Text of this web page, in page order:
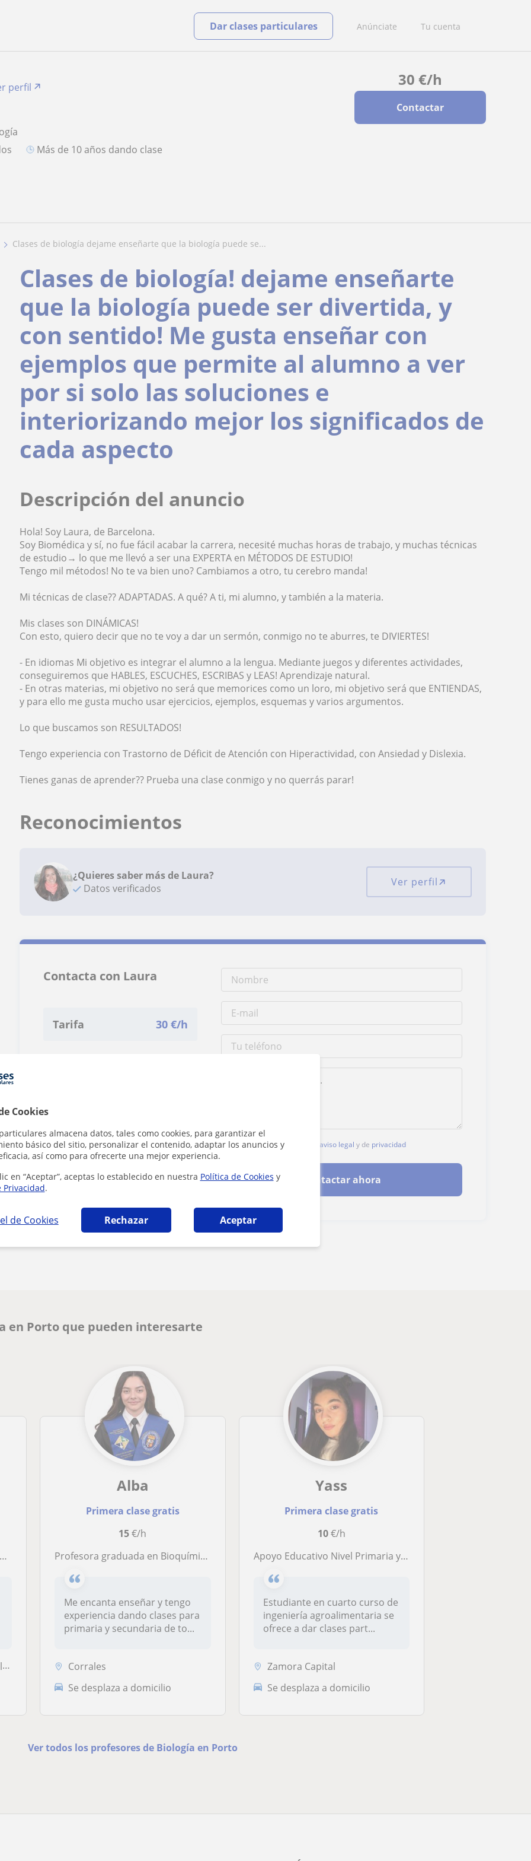
Cookies
almacena datos, tales como cookies, para garantizar el
básico del sitio, personalizar el contenido, adaptar los anuncios y
así como para ofrecerte una mejor experiencia.
en “Aceptar”, aceptas lo establecido en nuestra Política de Cookies y
Privacidad.
de Cookies Rechazar Aceptar
Anúnciate Tu cuenta
Dar clases particulares
30 €/h
Contactar
perfil
más de 10 años dando clase
clases de biología dejame enseñarte que la biología puede se...
Clases de biología! dejame enseñarte
que la biología puede ser divertida, y
con sentido! Me gusta enseñar con
ejemplos que permite al alumno a ver
por si solo las soluciones e
interiorizando mejor los significados de
cada aspecto
Descripción del anuncio
Hola! Soy Laura, de Barcelona.
Soy Biomédica y sí, no fue fácil acabar la carrera, necesité muchas horas de trabajo, y muchas técnicas
de estudio→ lo que me llevó a ser una EXPERTA en MÉTODOS DE ESTUDIO!
Tengo mil métodos! No te va bien uno? Cambiamos a otro, tu cerebro manda!
Mi técnicas de clase?? ADAPTADAS. A qué? A ti, mi alumno, y también a la materia.
Mis clases son DINÁMICAS!
Con esto, quiero decir que no te voy a dar un sermón, conmigo no te aburres, te DIVIERTES!
- En idiomas Mi objetivo es integrar el alumno a la lengua. Mediante juegos y diferentes actividades,
conseguiremos que HABLES, ESCUCHES, ESCRIBAS y LEAS! Aprendizaje natural.
- En otras materias, mi objetivo no será que memorices como un loro, mi objetivo será que ENTIENDAS,
y para ello me gusta mucho usar ejercicios, ejemplos, esquemas y varios argumentos.
Lo que buscamos son RESULTADOS!
Tengo experiencia con Trastorno de Déficit de Atención con Hiperactividad, con Ansiedad y Dislexia.
Tienes ganas de aprender?? Prueba una clase conmigo y no querrás parar!
Reconocimientos
¿Quieres saber más de Laura?
Datos verificados
Ver perfil
Contacta con Laura
Tarifa 30 €/h
Al hacer clic, aceptas nuestro aviso legal y de privacidad
Contactar ahora
en Porto que pueden interesarte
Alba
Primera clase gratis
15€/h
Profesora graduada en Bioquímica, imparte clases de Biología, Química e Inglés para todos los niveles. Matemáticas nivel ESO.
Me encanta enseñar y tengo
experiencia dando clases para
primaria y secundaria de to...
Corrales
Se desplaza a domicilio
Yass
Primera clase gratis
10€/h
Apoyo Educativo Nivel Primaria y ESO en matemáticas, biología y Frances
Estudiante en cuarto curso de
ingeniería agroalimentaria se
ofrece a dar clases part...
Zamora Capital
Se desplaza a domicilio
Ver todos los profesores de Biología en Porto